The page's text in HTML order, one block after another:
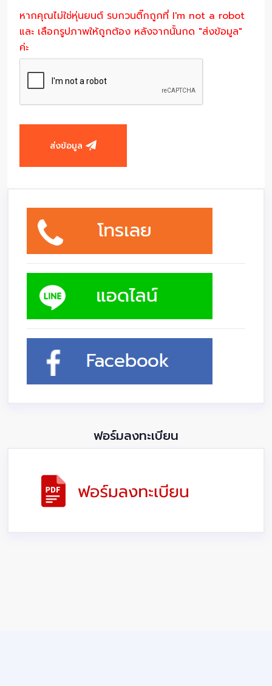
หากคุณไม่ใช่หุ่นยนต์ รบกวนติ๊กถูกที่ I'm not a robot
และ เลือกรูปภาพให้ถูกต้อง หลังจากนั้นกด "ส่งข้อมูล"
ค่ะ
ส่งข้อมูล
ฟอร์มลงทะเบียน